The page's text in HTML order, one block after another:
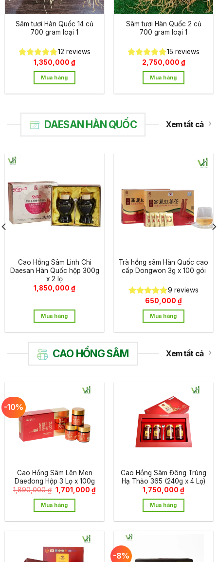
Sâm tươi Hàn Quốc 14 củ
700 gram loại 1
Được xếp
hạng4.75
12 reviews
1,350,000 ₫
Mua hàng
Sâm tươi Hàn Quốc 2 củ
700 gram loại 1
Được xếp
hạng4.93
15 reviews
2,750,000 ₫
Mua hàng
DAESAN HÀN QUỐC Xem tất cả
Cao Hồng Sâm Linh Chi
Daesan Hàn Quốc hộp 300g
x 2 lọ
1,850,000 ₫
Mua hàng
Trà hồng sâm Hàn Quốc cao
cấp Dongwon 3g x 100 gói
Được xếp
hạng4.89
9 reviews
650,000 ₫
Mua hàng
CAO HỒNG SÂM Xem tất cả
-10%
Cao Hồng Sâm Lên Men
Daedong Hộp 3 Lọ x 100g
1,890,000₫ Giá
gốc
là:
1,890,000 ₫.
1,701,000₫Giá
Mua hàng
Cao Hồng Sâm Đông Trùng
Hạ Thảo 365 (240g x 4 Lọ)
1,750,000 ₫
Mua hàng
-8%